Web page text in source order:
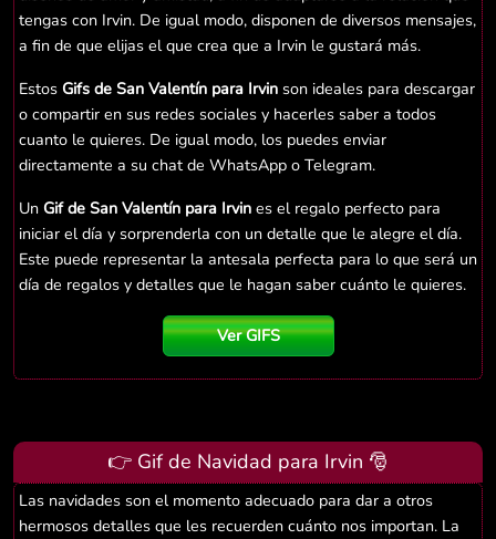
tengas con Irvin. De igual modo, disponen de diversos mensajes,
a fin de que elijas el que crea que a Irvin le gustará más.
Estos Gifs de San Valentín para Irvin son ideales para descargar
o compartir en sus redes sociales y hacerles saber a todos
cuanto le quieres. De igual modo, los puedes enviar
directamente a su chat de WhatsApp o Telegram.
Un Gif de San Valentín para Irvin es el regalo perfecto para
iniciar el día y sorprenderla con un detalle que le alegre el día.
Este puede representar la antesala perfecta para lo que será un
día de regalos y detalles que le hagan saber cuánto le quieres.
Ver GIFS
👉 Gif de Navidad para Irvin 🎅
Las navidades son el momento adecuado para dar a otros
hermosos detalles que les recuerden cuánto nos importan. La